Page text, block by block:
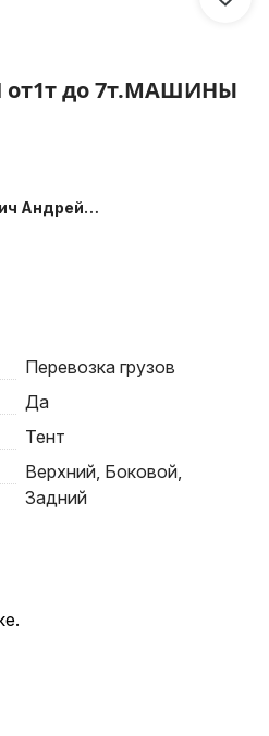
от1т до 7т.МАШИНЫ
Андрей
Перевозка грузов
Да
Тент
Верхний, Боковой,
Задний